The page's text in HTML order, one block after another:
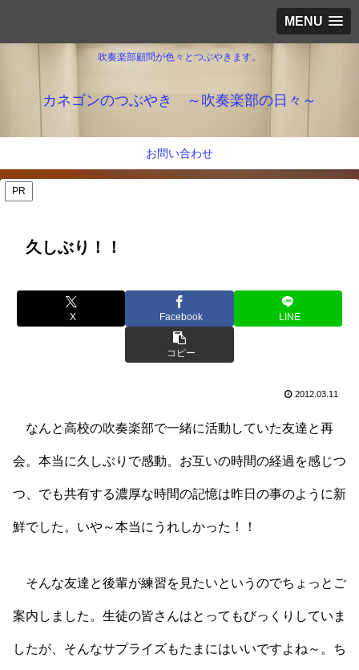
MENU
吹奏楽部顧問が色々とつぶやきます。
カネゴンのつぶやき ～吹奏楽部の日々～
お問い合わせ
PR
久しぶり！！
X Facebook LINE
コピー
2012.03.11
なんと高校の吹奏楽部で一緒に活動していた友達と再
会。本当に久しぶりで感動。お互いの時間の経過を感じつ
つ、でも共有する濃厚な時間の記憶は昨日の事のように新
鮮でした。いや～本当にうれしかった！！
そんな友達と後輩が練習を見たいというのでちょっとご
案内しました。生徒の皆さんはとってもびっくりしていま
したが、そんなサプライズもたまにはいいですよね～。ち